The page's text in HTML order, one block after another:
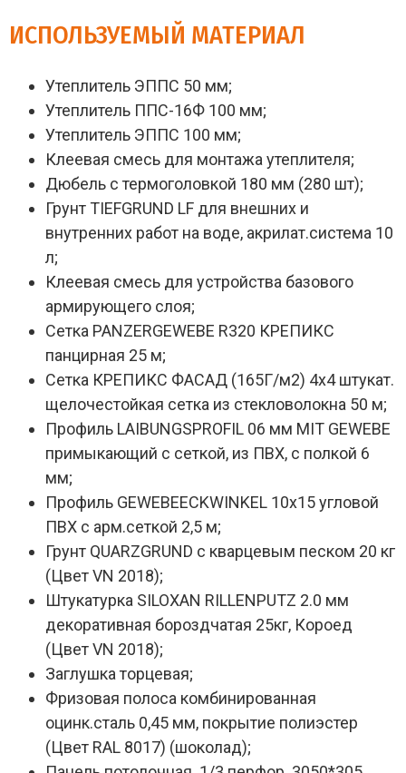
ИСПОЛЬЗУЕМЫЙ МАТЕРИАЛ
Утеплитель ЭППС 50 мм;
Утеплитель ППС-16Ф 100 мм;
Утеплитель ЭППС 100 мм;
Клеевая смесь для монтажа утеплителя;
Дюбель с термоголовкой 180 мм (280 шт);
Грунт TIEFGRUND LF для внешних и
внутренних работ на воде, акрилат.система 10
л;
Клеевая смесь для устройства базового
армирующего слоя;
Сетка PANZERGEWEBE R320 КРЕПИКС
панцирная 25 м;
Сетка КРЕПИКС ФАСАД (165Г/м2) 4х4 штукат.
щелочестойкая сетка из стекловолокна 50 м;
Профиль LAIBUNGSPROFIL 06 мм MIT GEWEBE
примыкающий с сеткой, из ПВХ, с полкой 6
мм;
Профиль GEWEBEECKWINKEL 10х15 угловой
ПВХ с арм.сеткой 2,5 м;
Грунт QUARZGRUND с кварцевым песком 20 кг
(Цвет VN 2018);
Штукатурка SILOXAN RILLENPUTZ 2.0 мм
декоративная бороздчатая 25кг, Короед
(Цвет VN 2018);
Заглушка торцевая;
Фризовая полоса комбинированная
оцинк.сталь 0,45 мм, покрытие полиэстер
(Цвет RAL 8017) (шоколад);